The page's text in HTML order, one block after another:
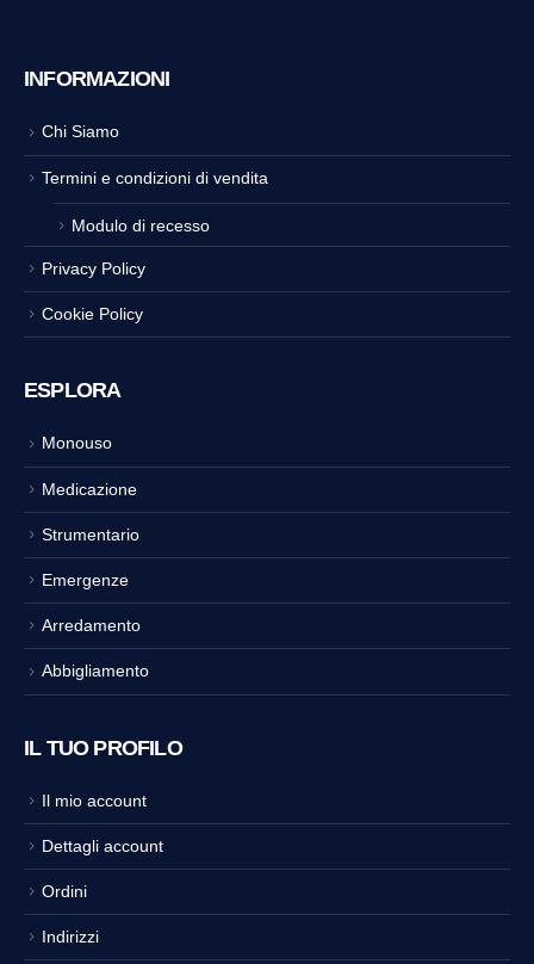
INFORMAZIONI
Chi Siamo
Termini e condizioni di vendita
Modulo di recesso
Privacy Policy
Cookie Policy
ESPLORA
Monouso
Medicazione
Strumentario
Emergenze
Arredamento
Abbigliamento
IL TUO PROFILO
Il mio account
Dettagli account
Ordini
Indirizzi